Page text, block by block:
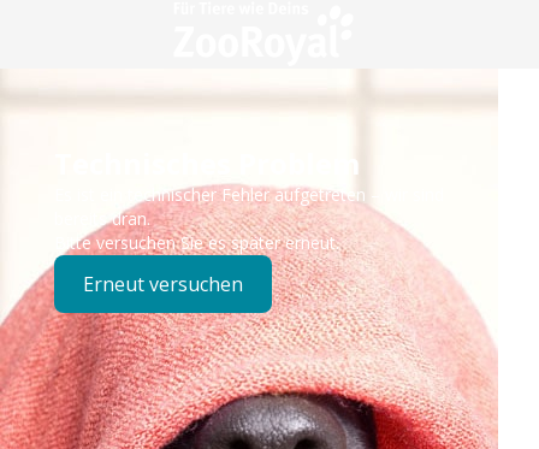
Technisches Problem
Es ist ein technischer Fehler aufgetreten – wir sind
bereits dran.
Bitte versuchen Sie es später erneut.
Erneut versuchen